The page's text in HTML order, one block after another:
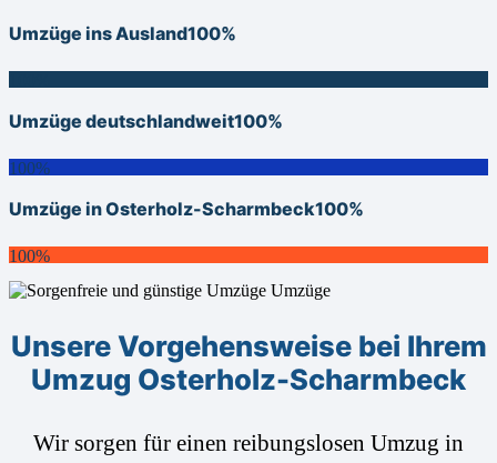
Umzüge ins Ausland100%
Umzüge deutschlandweit100%
100%
Umzüge in Osterholz-Scharmbeck100%
100%
Unsere Vorgehensweise bei Ihrem
Umzug Osterholz-Scharmbeck
Wir sorgen für einen reibungslosen Umzug in